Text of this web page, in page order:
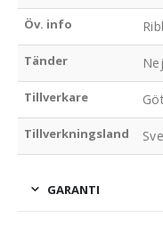
Öv. info
Tänder Nej
Tillverkare
Tillverkningsland
GARANTI